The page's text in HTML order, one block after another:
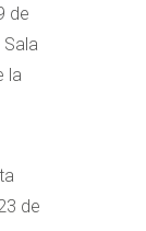
de
la
de